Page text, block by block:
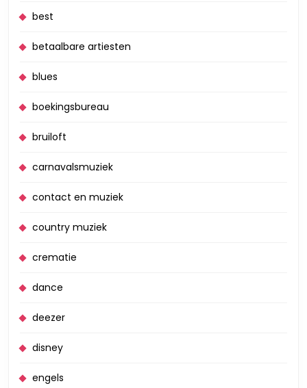
best
betaalbare artiesten
blues
boekingsbureau
bruiloft
carnavalsmuziek
contact en muziek
country muziek
crematie
dance
deezer
disney
engels